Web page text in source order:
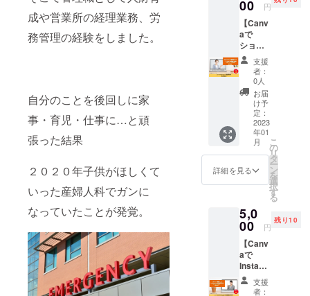
成や営業所の経理業務、労
務管理の経験をしました。
自分のことを後回しに家
事・育児・仕事に…と頑
張った結果
２０２０年子供がほしくて
いった産婦人科でガンに
なっていたことが発覚。
す。 ※
マニュ
アルの
ファイ
ル形式
はPDF
です。
過させ
る 9)
素材の
配置順
を変え
る。
10)ダウ
ンロー
ドと印
刷
グラフ
を挿入
する 3:
ション
に使え
1)ス
ライド
の色を
変える
2)ス
ライド
の下に
2:
フォー
ム 1)
アン
ケート
フォー
ム作成
2)集
計 3:オ
ンライ
ン会議
ツール
「Googl
1)会
議に参
2)会議
を設定
する方
法 3)
基本機
能 4:セ
キュリ
ティ
●内容●
Press
に関す
る基礎
知識
0)Word
Press
とは
1)ドメ
イン名
とは
2)サー
バーと
は 2:更
新作業
キュリ
ティを
万全に
する
2)小ま
めに更
新する
事でバ
「Notio
n」 の
マニュ
アルを
お届け
しま
す。
1:Notio
nとは
2:Notio
nの基本
操作
1)基本
画面の
見方
ページ
の共有
ページ
の階層
設定
3:Notio
nの活用
00 円
【Canv
aで
ショー
ト動画
制作
個別講
座】
ショー
ト動画
の制作
講座を
受けら
れる権
利で
す。 無
ラ
フィッ
クデザ
イン
ツール
の
「Canv
a」を使
支援
者：
0人
お届
け予
定：
2023
年01
月
詳細を見る
こ
の
リ
タ
ー
ン
を
選
択
す
る
5,0
00 円
残り10
【Canv
aで
Instagr
am投稿
画像制
支援
者：